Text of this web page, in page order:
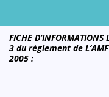
FICHE
3 du règlement de
2005 :